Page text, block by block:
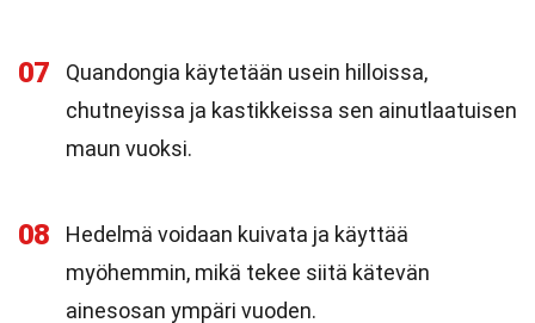
07
Quandongia käytetään usein hilloissa,
chutneyissa ja kastikkeissa sen ainutlaatuisen
maun vuoksi.
08
Hedelmä voidaan kuivata ja käyttää
myöhemmin, mikä tekee siitä kätevän
ainesosan ympäri vuoden.